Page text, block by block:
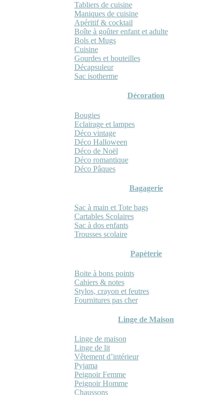
Tabliers de cuisine
Maniques de cuisine
Apéritif & cocktail
Boîte à goûter enfant et adulte
Bols et Mugs
Cuisine
Gourdes et bouteilles
Décapsuleur
Sac isotherme
Décoration
Bougies
Eclairage et lampes
Déco vintage
Déco Halloween
Déco de Noël
Déco romantique
Déco Pâques
Bagagerie
Sac à main et Tote bags
Cartables Scolaires
Sac à dos enfants
Trousses scolaire
Papèterie
Boite à bons points
Cahiers & notes
Stylos, crayon et feutres
Fournitures pas cher
Linge de Maison
Linge de maison
Linge de lit
Vêtement d’intérieur
Pyjama
Peignoir Femme
Peignoir Homme
Chaussons